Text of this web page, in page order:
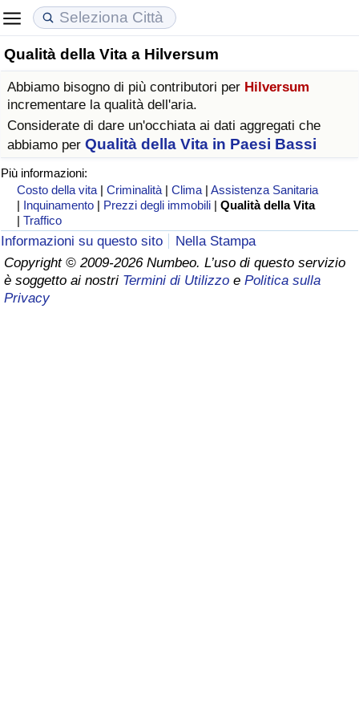
Qualità della Vita a Hilversum
Abbiamo bisogno di più contributori per Hilversum
incrementare la qualità dell'aria.
Considerate di dare un'occhiata ai dati aggregati che
abbiamo per Qualità della Vita in Paesi Bassi
Più informazioni:
Costo della vita |Criminalità |Clima |Assistenza Sanitaria
| Inquinamento | Prezzi degli immobili |Qualità della Vita
|Traffico
Informazioni su questo sito
Nella Stampa
Copyright © 2009-2026 Numbeo. L’uso di questo servizio
è soggetto ai nostri Termini di Utilizzo e Politica sulla
Privacy
Costo della vita
Indice Del Costo Della Vita (corrente)
Indice Del Costo Della Vita
Indice del Costo della Vita per Nazione
ad Aqaba
Prezzi degli immobili
Indice del Prezzo delle Case (Corrente)
Indice del Prezzo delle Case
Indice del Prezzo delle Case per Nazione
Qualità della Vita
Indice della Qualità della Vita
Indice della Qualità della Vita (Corrente)
Indice della qualità della vita per Paese
Criminalità
Indice del Tasso di Criminalità (Corrente)
Indice della Criminalità